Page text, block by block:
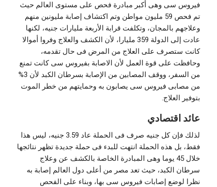
فيروس سى وهى أكبر مبادرة فحص على مستوى العالم حيث
تم فحص 59 مليون مواطن وتم اكتشاف إصابة مليونين منهم
وعلاجهم بالمجان، وتكلفت قرابة الأربعة مليارات جنيه، لكنها
عادت إلى الدولة 359 مليارا، لأن الكشف والعلاج وفروا أموالا
كانت ستصرف على العلاج من المرض فى حال تقدمه،
وحافظت على قوة العمل لأن الاصابة بفيروس سى كانت تمنع
من السفر، ووقف المصابين من الإصابة بسرطان الكبد لأن 3%
من مصابى فيروس سى يصابون به وحمايتهم من خطر الموت
بتوفير العلاج.
عائد اقتصادي
لذلك فإن كل جنيه صرف فى الحملة عاد 3.59 جنيه، ليس هذا
فقط، بل هذه الحملة انتهت للبدء فى حملة جديدة تظهر نتائجها
خلال 45 يوما وهى المبادرة الخاصة بالكشف عن وعلاج
سرطان الكبد، حيث تعد مصر من أعلى دول العالم إصابة به
نظرا لوضع إصابات فيروس سى بها، وبناء على الفحص